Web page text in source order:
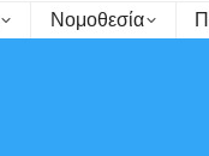
Νομοθεσία